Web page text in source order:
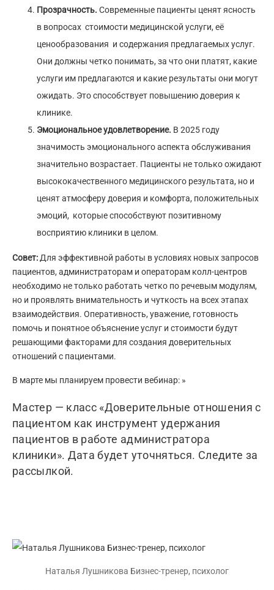
Прозрачность. Современные пациенты ценят ясность
в вопросах стоимости медицинской услуги, её
ценообразования и содержания предлагаемых услуг.
Они должны четко понимать, за что они платят, какие
услуги им предлагаются и какие результаты они могут
ожидать. Это способствует повышению доверия к
клинике.
Эмоциональное удовлетворение. В 2025 году
значимость эмоционального аспекта обслуживания
значительно возрастает. Пациенты не только ожидают
высококачественного медицинского результата, но и
ценят атмосферу доверия и комфорта, положительных
эмоций, которые способствуют позитивному
восприятию клиники в целом.
Совет:Для эффективной работы в условиях новых запросов
пациентов, администраторам и операторам колл-центров
необходимо не только работать четко по речевым модулям,
но и проявлять внимательность и чуткость на всех этапах
взаимодействия. Оперативность, уважение, готовность
помочь и понятное объяснение услуг и стоимости будут
решающими факторами для создания доверительных
отношений с пациентами.
В марте мы планируем провести вебинар: »
Мастер — класс «Доверительные отношения с
пациентом как инструмент удержания
пациентов в работе администратора
клиники». Дата будет уточняться. Следите за
рассылкой.
Наталья Лушникова Бизнес-тренер, психолог